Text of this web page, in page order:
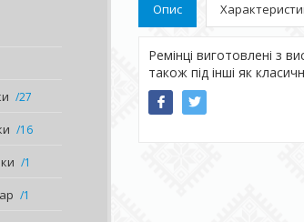
27
16
1
1
Опис
Ремінці виготовлені з
також під інші як